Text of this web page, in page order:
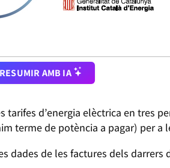
RESUMIR AMB IA
tarifes d’energia elèctrica en tres
terme de potència a pagar) per a
dades de les factures dels